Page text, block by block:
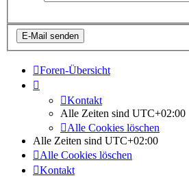
Foren-Übersicht
Kontakt
Alle Zeiten sind UTC+02:00
Alle Cookies löschen
Alle Zeiten sind UTC+02:00
Alle Cookies löschen
Kontakt